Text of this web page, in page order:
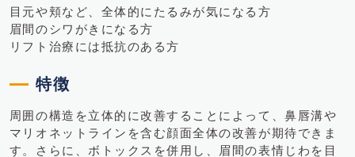
目元や頬など、全体的にたるみが気になる方
眉間のシワがきになる方
リフト治療には抵抗のある方
特徴
周囲の構造を立体的に改善することによって、鼻唇溝や
マリオネットラインを含む顔面全体の改善が期待できま
す。さらに、ボトックスを併用し、眉間の表情じわを目